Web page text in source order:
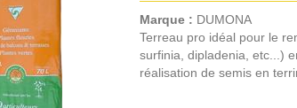
Marque : DUMONA
Terreau pro idéal pour le
surfinia, dipladenia, etc...)
réalisation de semis en